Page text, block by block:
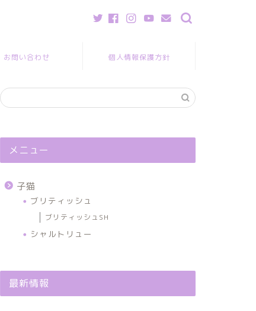
お問い合わせ 個人情報保護方針
メニュー
子猫
ブリティッシュ
ブリティッシュSH
シャルトリュー
最新情報